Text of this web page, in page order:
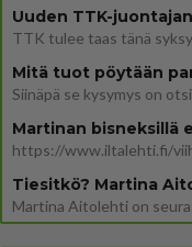
Mitä tuot pöytään
Martinan bisneksillä